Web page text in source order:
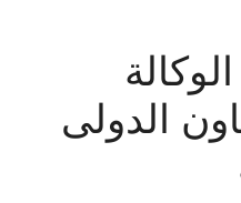
المراكز والوحدات
الأنظمة الذكية
الدولى